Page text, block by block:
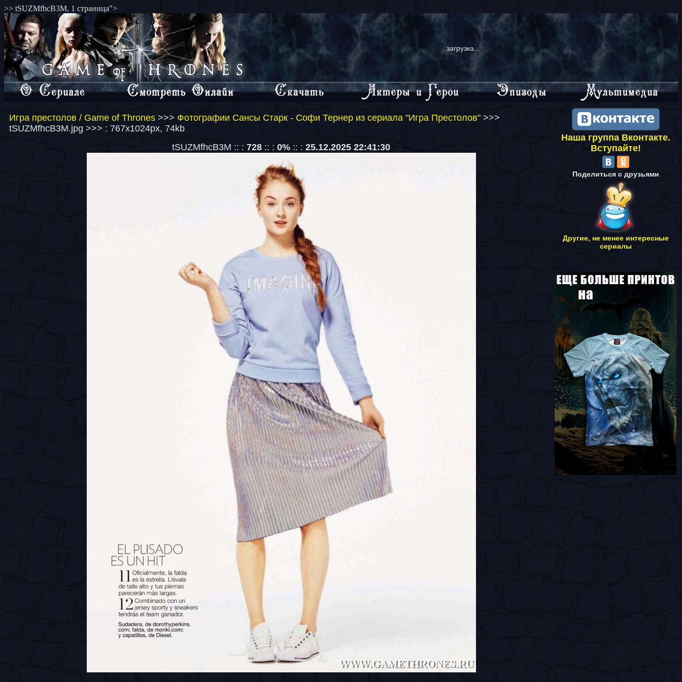
>> tSUZMfhcB3M, 1 страница">
загрузка...
Игра престолов / Game of Thrones >>> Фотографии Сансы Старк - Софи Тернер из сериала "Игра Престолов" >>>
tSUZMfhcB3M.jpg >>> : 767x1024px, 74kb
tSUZMfhcB3M :: : 728 :: : 0% :: : 25.12.2025 22:41:30
Наша группа Вконтакте.
Вступайте!
Поделиться с друзьями
Другие, не менее интересные
сериалы